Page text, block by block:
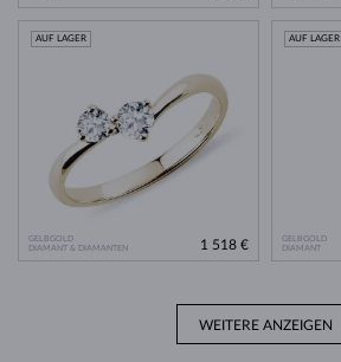
GELBGOLD
DIAMANT & DIAMANTEN
AUF LAGER
1 518 €
GELBGOLD
DIAMANT
AUF LAGER
WEITERE ANZEIGEN